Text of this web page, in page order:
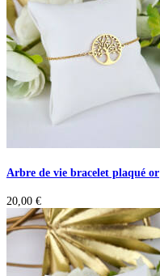
Arbre de vie bracelet plaqué or
20,00 €